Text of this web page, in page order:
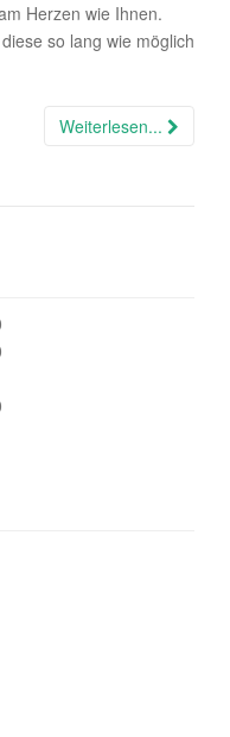
t
Herzen wie Ihnen.
so lang wie möglich
Weiterlesen...